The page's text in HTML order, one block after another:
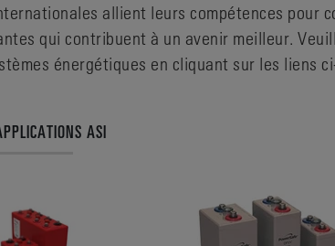
allient leurs compétences pour
qui contribuent à un avenir meilleur.
énergétiques en cliquant sur les liens
ASI